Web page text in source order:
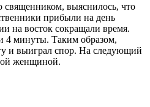
священником, выяснилось, что
прибыли на день
на восток сокращали время.
4 минуты. Таким образом,
и выиграл спор. На следующий
женщиной.